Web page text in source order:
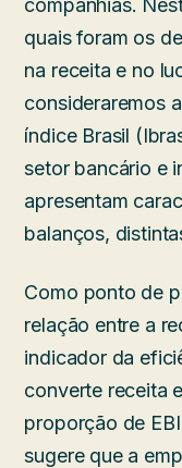
quais foram os
na receita e no
consideraremos
índice Brasil
setor bancário e
apresentam
balanços,
Como ponto de
relação entre a
indicador da
converte receita
proporção de
sugere que a